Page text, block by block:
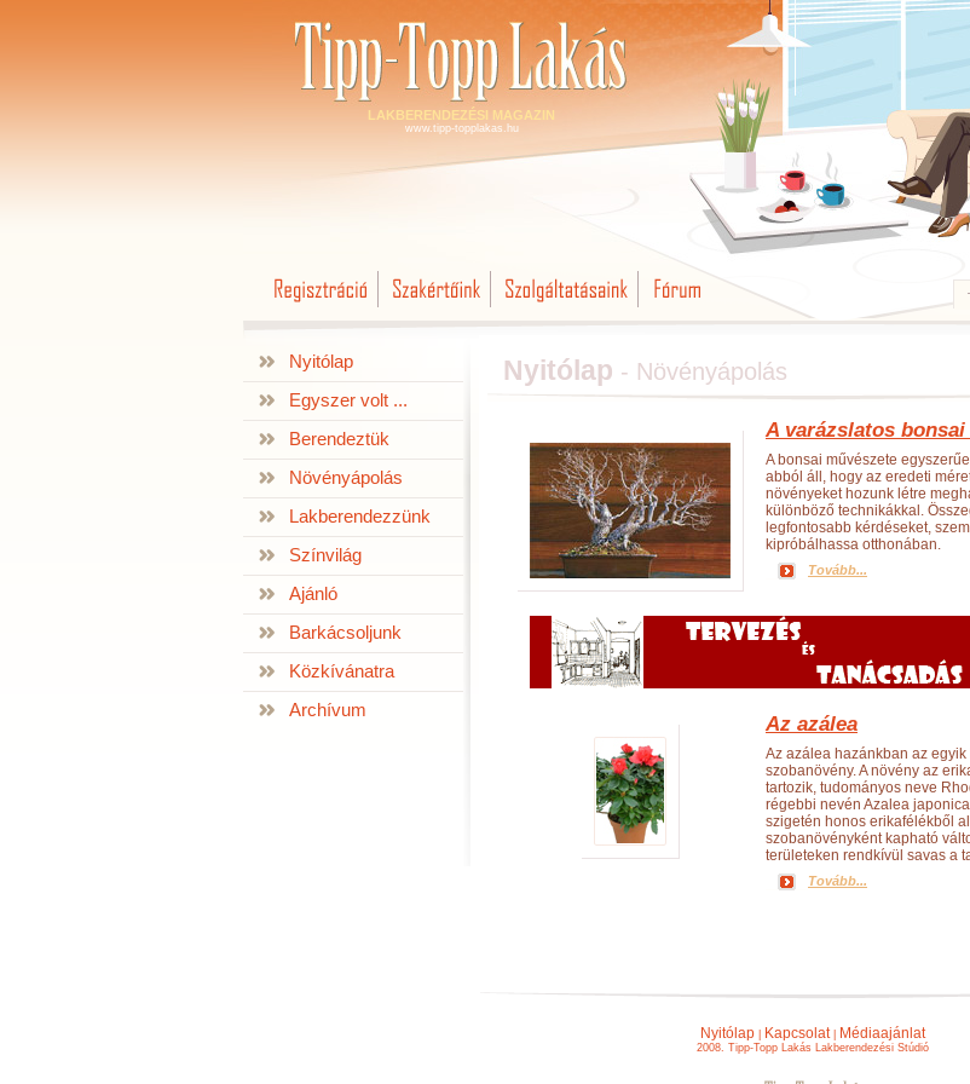
LAKBERENDEZÉSI MAGAZIN
www.tipp-topplakas.hu
Nyitólap
Egyszer volt ...
Berendeztük
Növényápolás
Lakberendezzünk
Színvilág
Ajánló
Barkácsoljunk
Közkívánatra
Archívum
Nyitólap - Növényápolás
A varázslatos bonsai
A bonsai művészete
abból áll, hogy az eredeti
növényeket hozunk létre
különböző technikákkal.
legfontosabb kérdéseket,
kipróbálhassa otthonában.
Tovább...
Az azálea
Az azálea hazánkban az
szobanövény. A növény az
tartozik, tudományos neve
régebbi nevén Azalea
szigetén honos erikafélékből
szobanövényként kapható
területeken rendkívül savas a
Tovább...
Nyitólap Kapcsolat Médiaajánlat
2008. Tipp-Topp Lakás Lakberendezési Stúdió